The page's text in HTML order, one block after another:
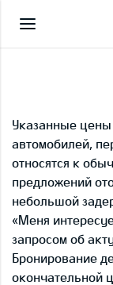
Указанные цены
автомобилей,
относятся к
предложений
небольшой
«Меня
запросом об
Бронирование
окончательной